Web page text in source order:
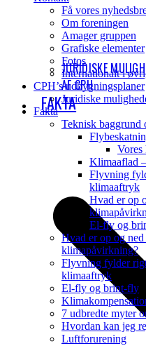
JURIDISKE
AF CPH
FAKTA
Få vores
Om foreningen
Amager gruppen
Grafiske elementer
Fotos
Internationalt i
CPH’s udbygningsplaner
Juridiske
Fakta
Teknisk baggrund
Vores
Klimaaflad
Flyvning
klimaaftryk
Hvad er op
El-fly og
Hvad er op og
klimapåvirkning?
Flyvning fylder
klimaaftryk
El-fly og brint-fly
7 udbredte myter
Hvordan kan jeg
Luftforurening